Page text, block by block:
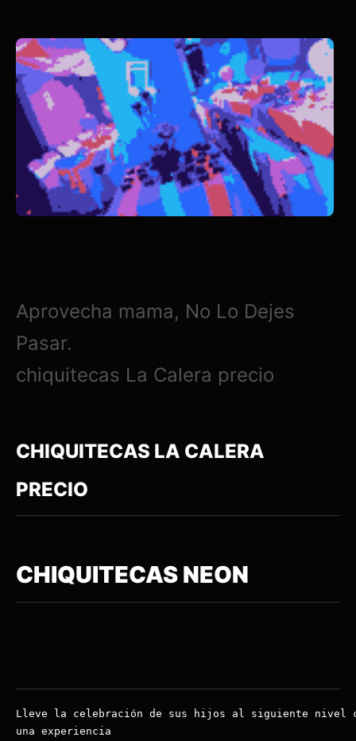
Aprovecha mama, No Lo Dejes
Pasar.
chiquitecas La Calera precio
CHIQUITECAS LA CALERA
PRECIO
CHIQUITECAS NEON
Lleve la celebración de sus hijos al siguiente nivel
una experiencia